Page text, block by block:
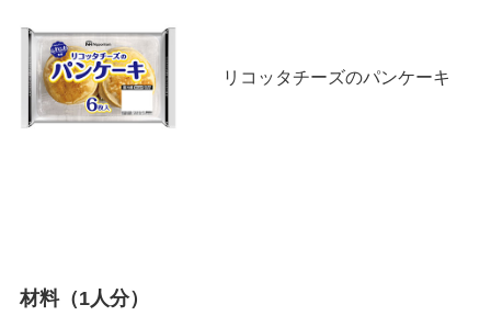
リコッタチーズのパンケーキ
材料（1人分）